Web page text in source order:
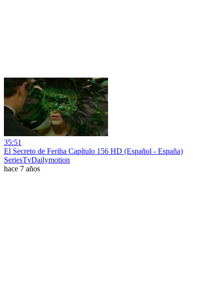
35:51
El Secreto de Feriha Capítulo 156 HD (Español - España)
SeriesTvDailymotion
hace 7 años